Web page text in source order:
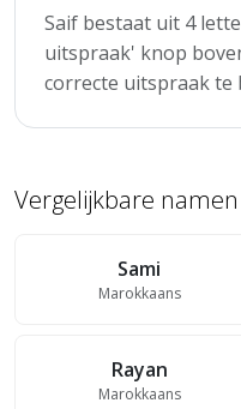
Saif bestaat uit 4
uitspraak' knop
correcte uitspraak te
Vergelijkbare namen
Sami
Marokkaans
Rayan
Marokkaans